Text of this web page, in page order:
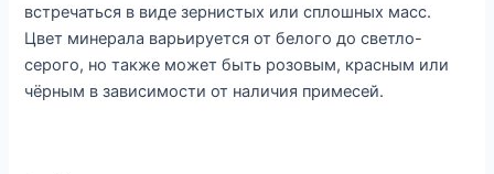
встречаться в виде зернистых или сплошных масс.
Цвет минерала варьируется от белого до светло-
серого, но также может быть розовым, красным или
чёрным в зависимости от наличия примесей.